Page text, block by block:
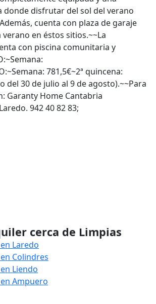
donde disfrutar del sol del verano
cuenta con plaza de garaje
en éstos sitios.~~La
con piscina comunitaria y
781,5€~2ª quincena:
del 30 de julio al 9 de agosto).~~Para
Garanty Home Cantabria
942 40 82 83;
cerca de Limpias
Laredo
Colindres
Liendo
Ampuero